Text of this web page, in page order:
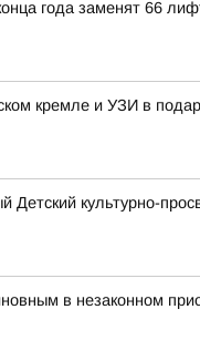
года заменят 66
кремле и УЗИ в
культурно-
в незаконном